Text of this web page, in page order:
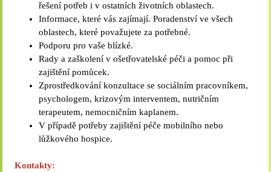
řešení potřeb i v ostatních životních oblastech.
Informace, které vás zajímají. Poradenství ve všech
oblastech, které považujete za potřebné.
Podporu pro vaše blízké.
Rady a zaškolení v ošetřovatelské péči a pomoc při
zajištění pomůcek.
Zprostředkování konzultace se sociálním pracovníkem,
psychologem, krizovým interventem, nutričním
terapeutem, nemocničním kaplanem.
V případě potřeby zajištění péče mobilního nebo
lůžkového hospice.
Kontakty: